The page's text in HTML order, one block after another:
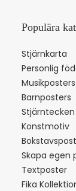
Populära
Stjärnkarta
Personlig
Musikposters
Barnposters
Stjärntecken
Konstmotiv
Skapa egen
Textposter
Fika